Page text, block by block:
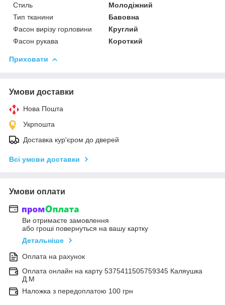
Стиль
Молодіжний
Тип тканини
Бавовна
Фасон вирізу горловини
Круглий
Фасон рукава
Короткий
Приховати
Умови доставки
Нова Пошта
Укрпошта
Доставка кур'єром до дверей
Всі умови доставки
Умови оплати
Ви отримаєте замовлення
або гроші повернуться на вашу картку
Детальніше
Оплата на рахунок
Оплата онлайн на карту 5375411505759345 Каляушка
Д.М
Наложка з передоплатою 100 грн